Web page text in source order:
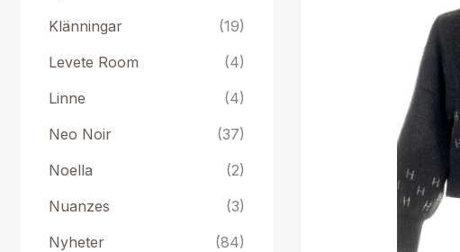
Klänningar
(19)
Levete Room
(4)
Linne
(4)
Neo Noir
(37)
Noella
(2)
Nuanzes
(3)
Nyheter
(84)